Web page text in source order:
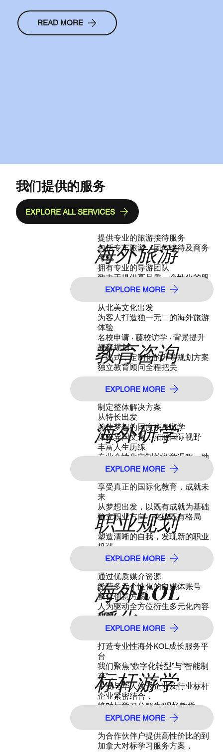
READ MORE
我们提供的服务
EXPLORE ALL SERVICES
海外旅游
提供专业的旅游接待服务
包括专车旅游，团体接待及商务
考察
拥有专业的导游团队
致力于提供高品质，个性化的服
从北美文化出发
为客人打造独一无二的海外旅游
体验
EXPLORE MORE
教育咨询
名校申请 · 藤校访学 · 背景提升
教育规划
一站式，定制化的升学规划方案
独立教育顾问全程把关
从需求出发，提供专业、科学的
制定整体解决方案
EXPLORE MORE
海外研学
从特长出发
前往梦想的国度亲身游学
体验异国文化，拓展国际视野
丰富人生历练
专业个性化定制的游学课程，助
梦名校
享受真正的国际化教育，成就未
来
EXPLORE MORE
职业规划
从梦想出发，以既有成就为基础
确立职业方向，突破既有格局
塑造清晰的自我，发现新的职业
机遇
整合内在、外在优势，作为职场
EXPLORE MORE
海外KOL
孵化
通过优质媒介资源
经营多元个性化的自媒体账号
整合创意方案
人为驱动全方位衍生多元化内容
营销
以KOL为核心文化，通过自主发
打造专业性海外KOL成长服务平
台
EXPLORE MORE
标杆游学
我们聚焦“数字化转型”与“智能制
造”，
主要与华人优秀企业及行业标杆
企业紧密结合，
将对标学习分解为“现场教学、
实战培训、微咨询落地服务”三
为合作伙伴户提供高性价比的到
加拿大对标学习服务方案，
EXPLORE MORE